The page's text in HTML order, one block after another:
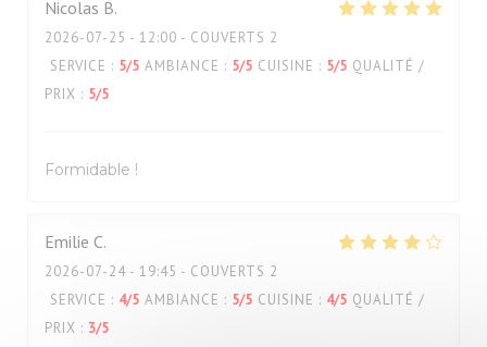
Nicolas B
2026-07-25 - 12:00 - COUVERTS 2
SERVICE : 5/5 AMBIANCE : 5/5 CUISINE : 5/5 QUALITÉ /
PRIX : 5/5
Formidable !
Emilie C
2026-07-24 - 19:45 - COUVERTS 2
SERVICE : 4/5 AMBIANCE : 5/5 CUISINE : 4/5 QUALITÉ /
PRIX : 3/5